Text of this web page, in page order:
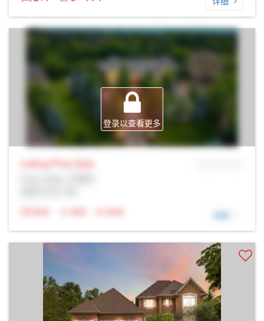
登录以查看更多
Listing Price Sale
N/A
N/A N/A 详细